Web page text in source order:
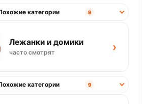
категории 9
Лежанки и домики
часто смотрят ›
категории 9